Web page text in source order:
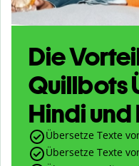
Die
Quillbots
Hindi und
Übersetze Texte
Übersetze Texte